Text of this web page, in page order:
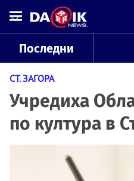
Последни
СТ. ЗАГОРА
Учредиха
по култура в